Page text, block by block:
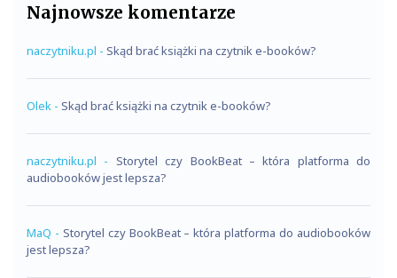
Najnowsze komentarze
naczytniku.pl - Skąd brać książki na czytnik e-booków?
Olek - Skąd brać książki na czytnik e-booków?
naczytniku.pl - Storytel czy BookBeat – która platforma do
audiobooków jest lepsza?
MaQ - Storytel czy BookBeat – która platforma do audiobooków
jest lepsza?